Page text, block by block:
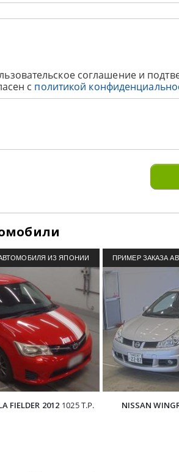
соглашение и
с политикой
ИЗ ЯПОНИИ
FIELDER 2012 1025 Т.Р.
ПРИМЕР ЗАКАЗА
NISSAN